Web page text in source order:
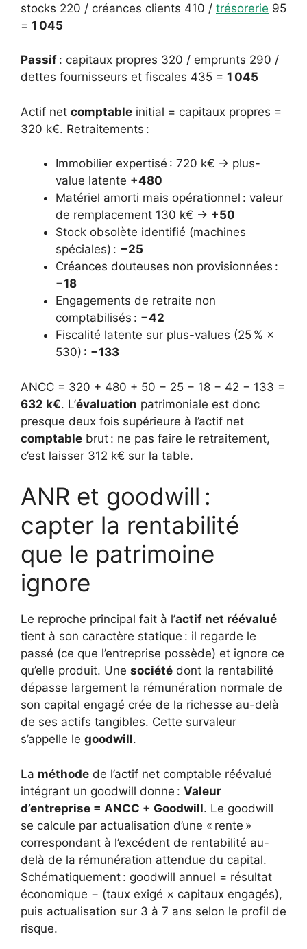
stocks 220 / créances clients 410 / trésorerie 95
= 1 045
Passif : capitaux propres 320 / emprunts 290 /
dettes fournisseurs et fiscales 435 = 1 045
Actif net comptable initial = capitaux propres =
320 k€. Retraitements :
Immobilier expertisé : 720 k€ → plus-
value latente +480
Matériel amorti mais opérationnel : valeur
de remplacement 130 k€ → +50
Stock obsolète identifié (machines
spéciales) : −25
Créances douteuses non provisionnées :
−18
Engagements de retraite non
comptabilisés : −42
Fiscalité latente sur plus-values (25 % ×
530) : −133
ANCC = 320 + 480 + 50 − 25 − 18 − 42 − 133 =
632 k€. L’évaluation patrimoniale est donc
presque deux fois supérieure à l’actif net
comptable brut : ne pas faire le retraitement,
c’est laisser 312 k€ sur la table.
ANR et goodwill :
capter la rentabilité
que le patrimoine
ignore
Le reproche principal fait à l’actif net réévalué
tient à son caractère statique : il regarde le
passé (ce que l’entreprise possède) et ignore ce
qu’elle produit. Une société dont la rentabilité
dépasse largement la rémunération normale de
son capital engagé crée de la richesse au-delà
de ses actifs tangibles. Cette survaleur
s’appelle le goodwill.
La méthode de l’actif net comptable réévalué
intégrant un goodwill donne : Valeur
d’entreprise = ANCC + Goodwill. Le goodwill
se calcule par actualisation d’une « rente »
correspondant à l’excédent de rentabilité au-
delà de la rémunération attendue du capital.
Schématiquement : goodwill annuel = résultat
économique − (taux exigé × capitaux engagés),
puis actualisation sur 3 à 7 ans selon le profil de
risque.